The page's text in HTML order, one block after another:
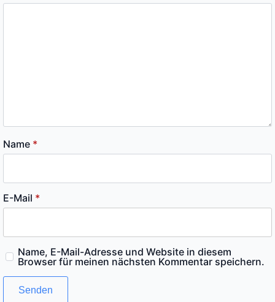
Name *
E-Mail *
Name, E-Mail-Adresse und Website in diesem
Browser für meinen nächsten Kommentar speichern.